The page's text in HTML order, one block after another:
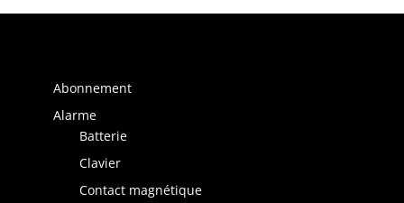
Abonnement
Alarme
Batterie
Clavier
Contact magnétique